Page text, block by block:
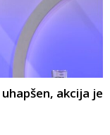
akcija je